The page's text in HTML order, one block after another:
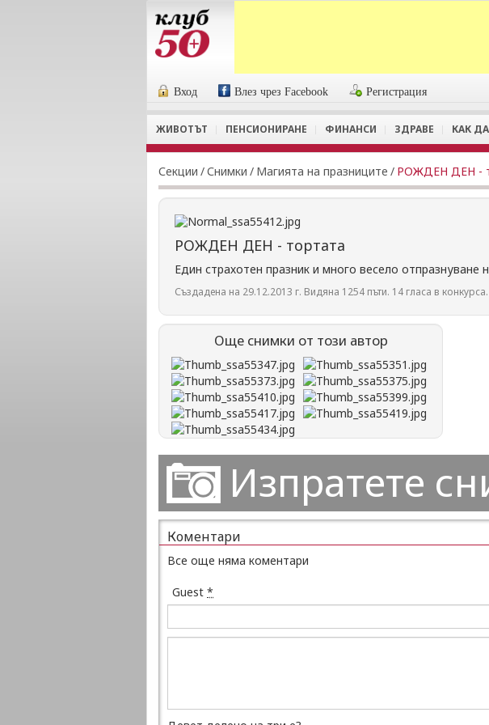
Вход Влез чрез Facebook Регистрация
ЖИВОТЪТ ПЕНСИОНИРАНЕ ФИНАНСИ ЗДРАВЕ КАК ДА
Секции /Снимки / Магията на празниците / РОЖДЕН ДЕН -
РОЖДЕН ДЕН - тортата
Един страхотен празник и много весело
Създадена на 29.12.2013 г. Видяна 1254 пъти. 14 гласа в конкурса.
Още снимки от този автор
Изпратете
Коментари
Все още няма коментари
Guest *